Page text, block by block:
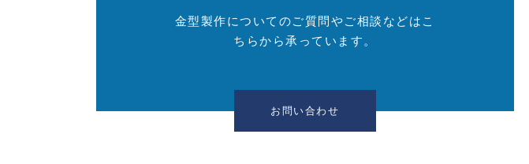
金型製作についてのご質問やご相談などはこ
ちらから承っています。
お問い合わせ